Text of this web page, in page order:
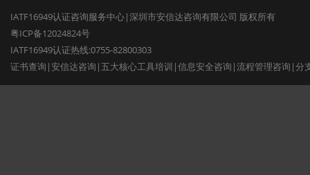
IATF16949认证咨询服务中心|深圳市安信达咨询有限公司 版权所有
粤ICP备12024824号
IATF16949认证热线:0755-82800303
证书查询 |安信达咨询 | 五大核心工具培训 |信息安全咨询 |流程管理咨询 |分